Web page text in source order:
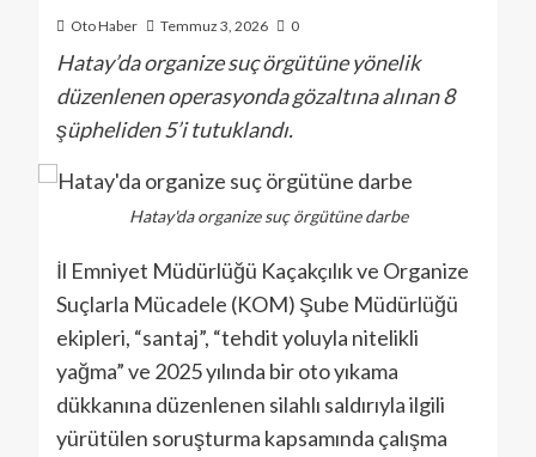
Oto Haber Temmuz 3, 2026 0
Hatay’da organize suç örgütüne yönelik
düzenlenen operasyonda gözaltına alınan 8
şüpheliden 5’i tutuklandı.
Hatay'da organize suç örgütüne darbe
İl Emniyet Müdürlüğü Kaçakçılık ve Organize
Suçlarla Mücadele (KOM) Şube Müdürlüğü
ekipleri, “santaj”, “tehdit yoluyla nitelikli
yağma” ve 2025 yılında bir oto yıkama
dükkanına düzenlenen silahlı saldırıyla ilgili
yürütülen soruşturma kapsamında çalışma